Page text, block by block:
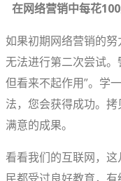
在网络营销中每花
如果初期网络营销的
无法进行第二次尝试。
但看来不起作用”。学
法，您会获得成功。
满意的成果。
看看我们的互联网，